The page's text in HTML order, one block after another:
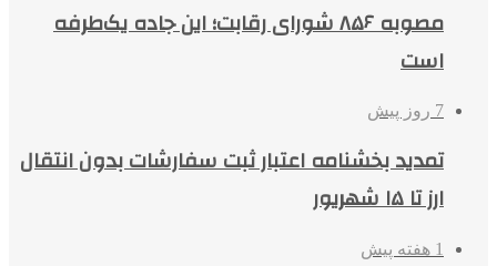
مصوبه ۸۵۶ شورای رقابت؛ این جاده یک‌طرفه
است
7 روز پیش
تمدید بخشنامه اعتبار ثبت سفارشات بدون انتقال
ارز تا ۱۵ شهریور
1 هفته پیش